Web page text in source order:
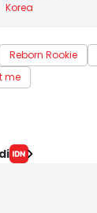
Korea
Reborn Rookie
me